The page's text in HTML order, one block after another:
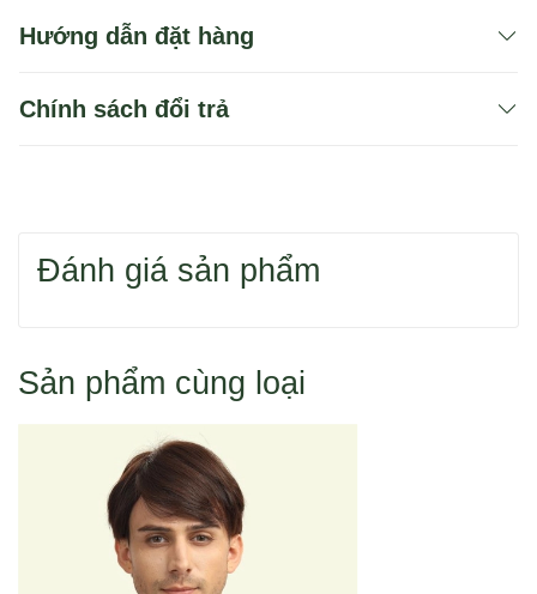
Hướng dẫn đặt hàng
Hoặc bạn tìm sản phẩm theo danh mục.
Cách 1: Đặt hàng qua điện thoại 0916 110 833
Chính sách đổi trả
Đánh giá sản phẩm
Sản phẩm cùng loại